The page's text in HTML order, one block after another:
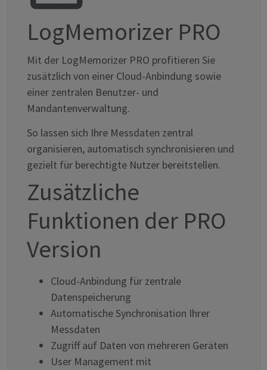
LogMemorizer PRO
Mit der LogMemorizer PRO profitieren Sie
zusätzlich von einer Cloud-Anbindung sowie
einer zentralen Benutzer- und
Mandantenverwaltung.
So lassen sich Ihre Messdaten zentral
organisieren, automatisch synchronisieren und
gezielt für berechtigte Nutzer bereitstellen.
Zusätzliche
Funktionen der PRO
Version
Cloud-Anbindung für zentrale
Datenspeicherung
Automatische Synchronisation Ihrer
Messdaten
Zugriff auf Daten von mehreren Geräten
User Management mit